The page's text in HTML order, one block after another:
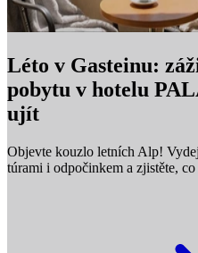
Léto v Gasteinu:
pobytu v hotelu
ujít
Objevte kouzlo letních Alp!
túrami i odpočinkem a zjistěte,